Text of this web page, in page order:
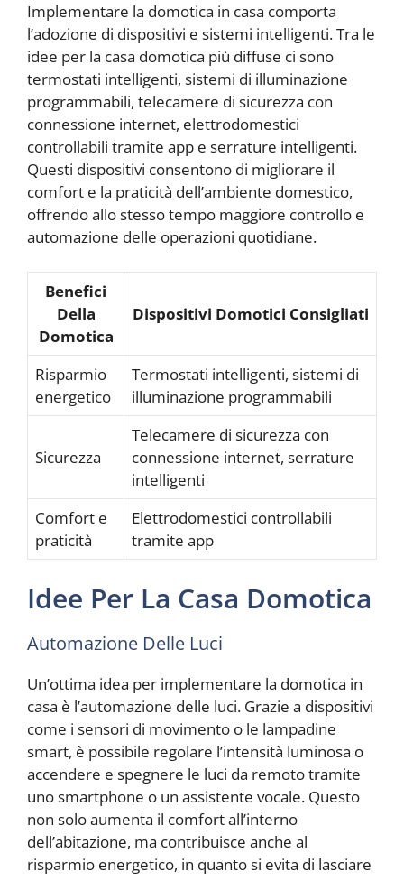
Implementare la domotica in casa comporta
l’adozione di dispositivi e sistemi intelligenti. Tra le
idee per la casa domotica più diffuse ci sono
termostati intelligenti, sistemi di illuminazione
programmabili, telecamere di sicurezza con
connessione internet, elettrodomestici
controllabili tramite app e serrature intelligenti.
Questi dispositivi consentono di migliorare il
comfort e la praticità dell’ambiente domestico,
offrendo allo stesso tempo maggiore controllo e
automazione delle operazioni quotidiane.
Benefici
Della
Domotica
Dispositivi Domotici Consigliati
Risparmio
energetico
Termostati intelligenti, sistemi di
illuminazione programmabili
Sicurezza
Telecamere di sicurezza con
connessione internet, serrature
intelligenti
Comfort e
praticità
Elettrodomestici controllabili
tramite app
Idee Per La Casa Domotica
Automazione Delle Luci
Un’ottima idea per implementare la domotica in
casa è l’automazione delle luci. Grazie a dispositivi
come i sensori di movimento o le lampadine
smart, è possibile regolare l’intensità luminosa o
accendere e spegnere le luci da remoto tramite
uno smartphone o un assistente vocale. Questo
non solo aumenta il comfort all’interno
dell’abitazione, ma contribuisce anche al
risparmio energetico, in quanto si evita di lasciare